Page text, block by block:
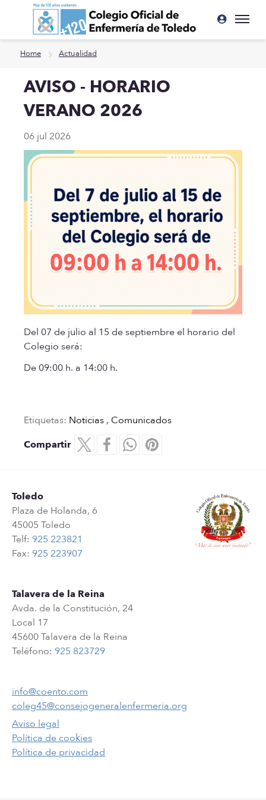
Ir a contenido principal
Home Actualidad
AVISO - HORARIO
VERANO 2026
06 jul 2026
Del 07 de julio al 15 de septiembre el horario del
Colegio será:
De 09:00 h. a 14:00 h.
Etiquetas: Noticias , Comunicados
Compartir
Toledo
Plaza de Holanda, 6
45005 Toledo
Telf: 925 223821
Fax: 925 223907
Talavera de la Reina
Avda. de la Constitución, 24
Local 17
45600 Talavera de la Reina
Teléfono: 925 823729
info@coento.com
coleg45@consejogeneralenfermeria.org
Aviso legal
Política de cookies
Política de privacidad